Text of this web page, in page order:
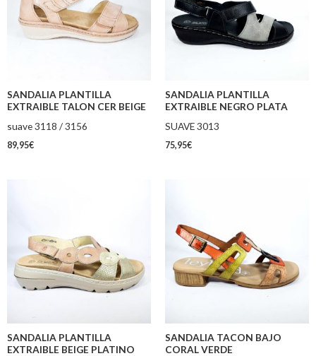
SANDALIA PLANTILLA
EXTRAIBLE TALON CER BEIGE
suave 3118 / 3156
89,95€
SANDALIA PLANTILLA
EXTRAIBLE NEGRO PLATA
SUAVE 3013
75,95€
SANDALIA PLANTILLA
EXTRAIBLE BEIGE PLATINO
SANDALIA TACON BAJO
CORAL VERDE